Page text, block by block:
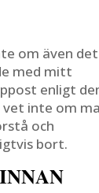
om även
med mitt
enligt
vet inte om
och
bort.